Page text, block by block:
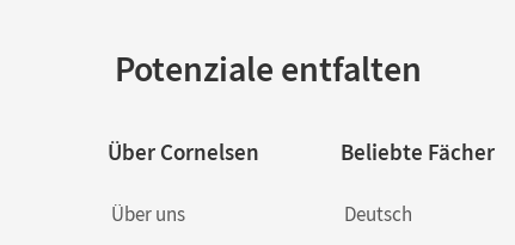
Potenziale entfalten
Über Cornelsen
Über uns
Beliebte Fächer
Deutsch